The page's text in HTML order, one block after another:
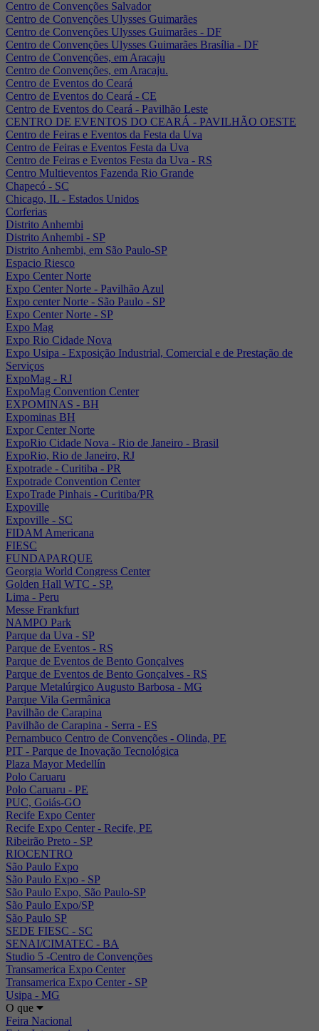
Centro de Convenções Salvador
Centro de Convenções Ulysses Guimarães
Centro de Convenções Ulysses Guimarães - DF
Centro de Convenções Ulysses Guimarães Brasília - DF
Centro de Convenções, em Aracaju
Centro de Convenções, em Aracaju.
Centro de Eventos do Ceará
Centro de Eventos do Ceará - CE
Centro de Eventos do Ceará - Pavilhão Leste
CENTRO DE EVENTOS DO CEARÁ - PAVILHÃO OESTE
Centro de Feiras e Eventos da Festa da Uva
Centro de Feiras e Eventos Festa da Uva
Centro de Feiras e Eventos Festa da Uva - RS
Centro Multieventos Fazenda Rio Grande
Chapecó - SC
Chicago, IL - Estados Unidos
Corferias
Distrito Anhembi
Distrito Anhembi - SP
Distrito Anhembi, em São Paulo-SP
Espacio Riesco
Expo Center Norte
Expo Center Norte - Pavilhão Azul
Expo center Norte - São Paulo - SP
Expo Center Norte - SP
Expo Mag
Expo Rio Cidade Nova
Expo Usipa - Exposição Industrial, Comercial e de Prestação de
Serviços
ExpoMag - RJ
ExpoMag Convention Center
EXPOMINAS - BH
Expominas BH
Expor Center Norte
ExpoRio Cidade Nova - Rio de Janeiro - Brasil
ExpoRio, Rio de Janeiro, RJ
Expotrade - Curitiba - PR
Expotrade Convention Center
ExpoTrade Pinhais - Curitiba/PR
Expoville
Expoville - SC
FIDAM Americana
FIESC
FUNDAPARQUE
Georgia World Congress Center
Golden Hall WTC - SP.
Lima - Peru
Messe Frankfurt
NAMPO Park
Parque da Uva - SP
Parque de Eventos - RS
Parque de Eventos de Bento Gonçalves
Parque de Eventos de Bento Gonçalves - RS
Parque Metalúrgico Augusto Barbosa - MG
Parque Vila Germânica
Pavilhão de Carapina
Pavilhão de Carapina - Serra - ES
Pernambuco Centro de Convenções - Olinda, PE
PIT - Parque de Inovação Tecnológica
Plaza Mayor Medellín
Polo Caruaru
Polo Caruaru - PE
PUC, Goiás-GO
Recife Expo Center
Recife Expo Center - Recife, PE
Ribeirão Preto - SP
RIOCENTRO
São Paulo Expo
São Paulo Expo - SP
São Paulo Expo, São Paulo-SP
São Paulo Expo/SP
São Paulo SP
SEDE FIESC - SC
SENAI/CIMATEC - BA
Studio 5 -Centro de Convenções
Transamerica Expo Center
Transamerica Expo Center - SP
Usipa - MG
O que
Feira Nacional